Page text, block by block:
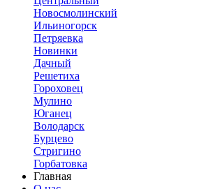
Новосмолинский
Ильиногорск
Петряевка
Новинки
Дачный
Решетиха
Гороховец
Мулино
Юганец
Володарск
Бурцево
Стригино
Горбатовка
Главная